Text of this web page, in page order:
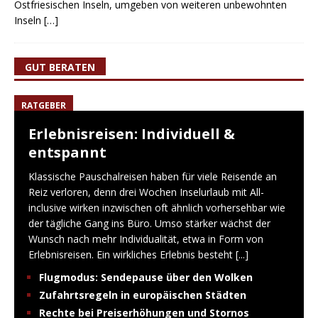
Ostfriesischen Inseln, umgeben von weiteren unbewohnten
Inseln […]
GUT BERATEN
RATGEBER
Erlebnisreisen: Individuell &
entspannt
Klassische Pauschalreisen haben für viele Reisende an
Reiz verloren, denn drei Wochen Inselurlaub mit All-
inclusive wirken inzwischen oft ähnlich vorhersehbar wie
der tägliche Gang ins Büro. Umso stärker wächst der
Wunsch nach mehr Individualität, etwa in Form von
Erlebnisreisen. Ein wirkliches Erlebnis besteht [...]
Flugmodus: Sendepause über den Wolken
Zufahrtsregeln in europäischen Städten
Rechte bei Preiserhöhungen und Stornos